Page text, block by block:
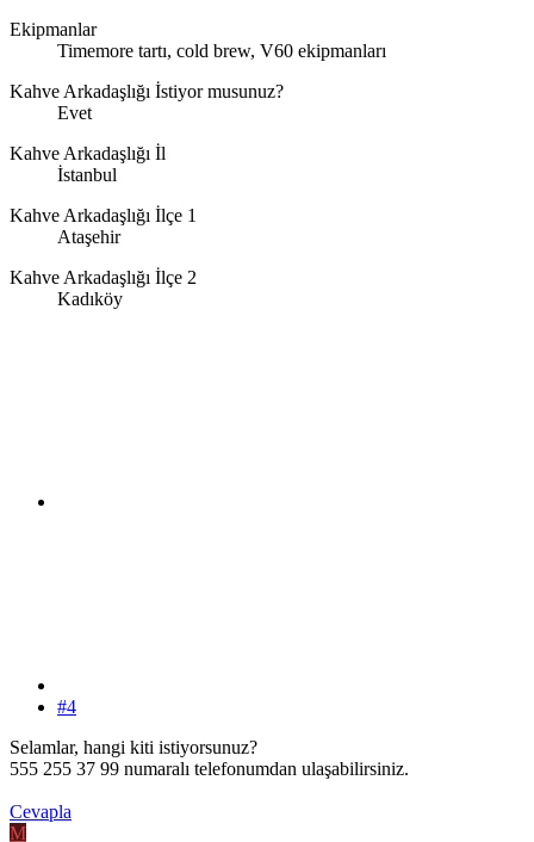
Ekipmanlar
Timemore tartı, cold brew, V60 ekipmanları
Kahve Arkadaşlığı İstiyor musunuz?
Evet
Kahve Arkadaşlığı İl
İstanbul
Kahve Arkadaşlığı İlçe 1
Ataşehir
Kahve Arkadaşlığı İlçe 2
Kadıköy
#4
Selamlar, hangi kiti istiyorsunuz?
555 255 37 99 numaralı telefonumdan ulaşabilirsiniz.
Cevapla
M